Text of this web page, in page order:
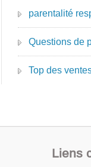
parentalité
Questions de
Top des
Liens